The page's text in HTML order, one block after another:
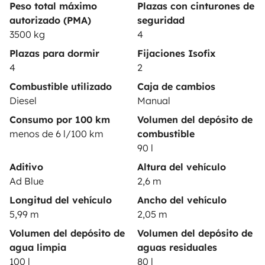
Peso total máximo
autorizado (PMA)
3500 kg
Plazas con cinturones de
seguridad
4
Plazas para dormir
4
Fijaciones Isofix
2
Combustible utilizado
Diesel
Caja de cambios
Manual
Consumo por 100 km
menos de 6 l/100 km
Volumen del depósito de
combustible
90 l
Aditivo
Ad Blue
Altura del vehículo
2,6 m
Longitud del vehículo
5,99 m
Ancho del vehículo
2,05 m
Volumen del depósito de
agua limpia
100 l
Volumen del depósito de
aguas residuales
80 l
Asistencias de alquiler
Ayuda propietario
Medios de pago seguros Pago en varios plazos
Descargar en
Disponible en
Google Play
© 2026 Yescapa
Empleo
Confidencialidad
Cookies